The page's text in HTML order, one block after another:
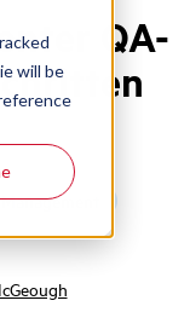
will be
QA-